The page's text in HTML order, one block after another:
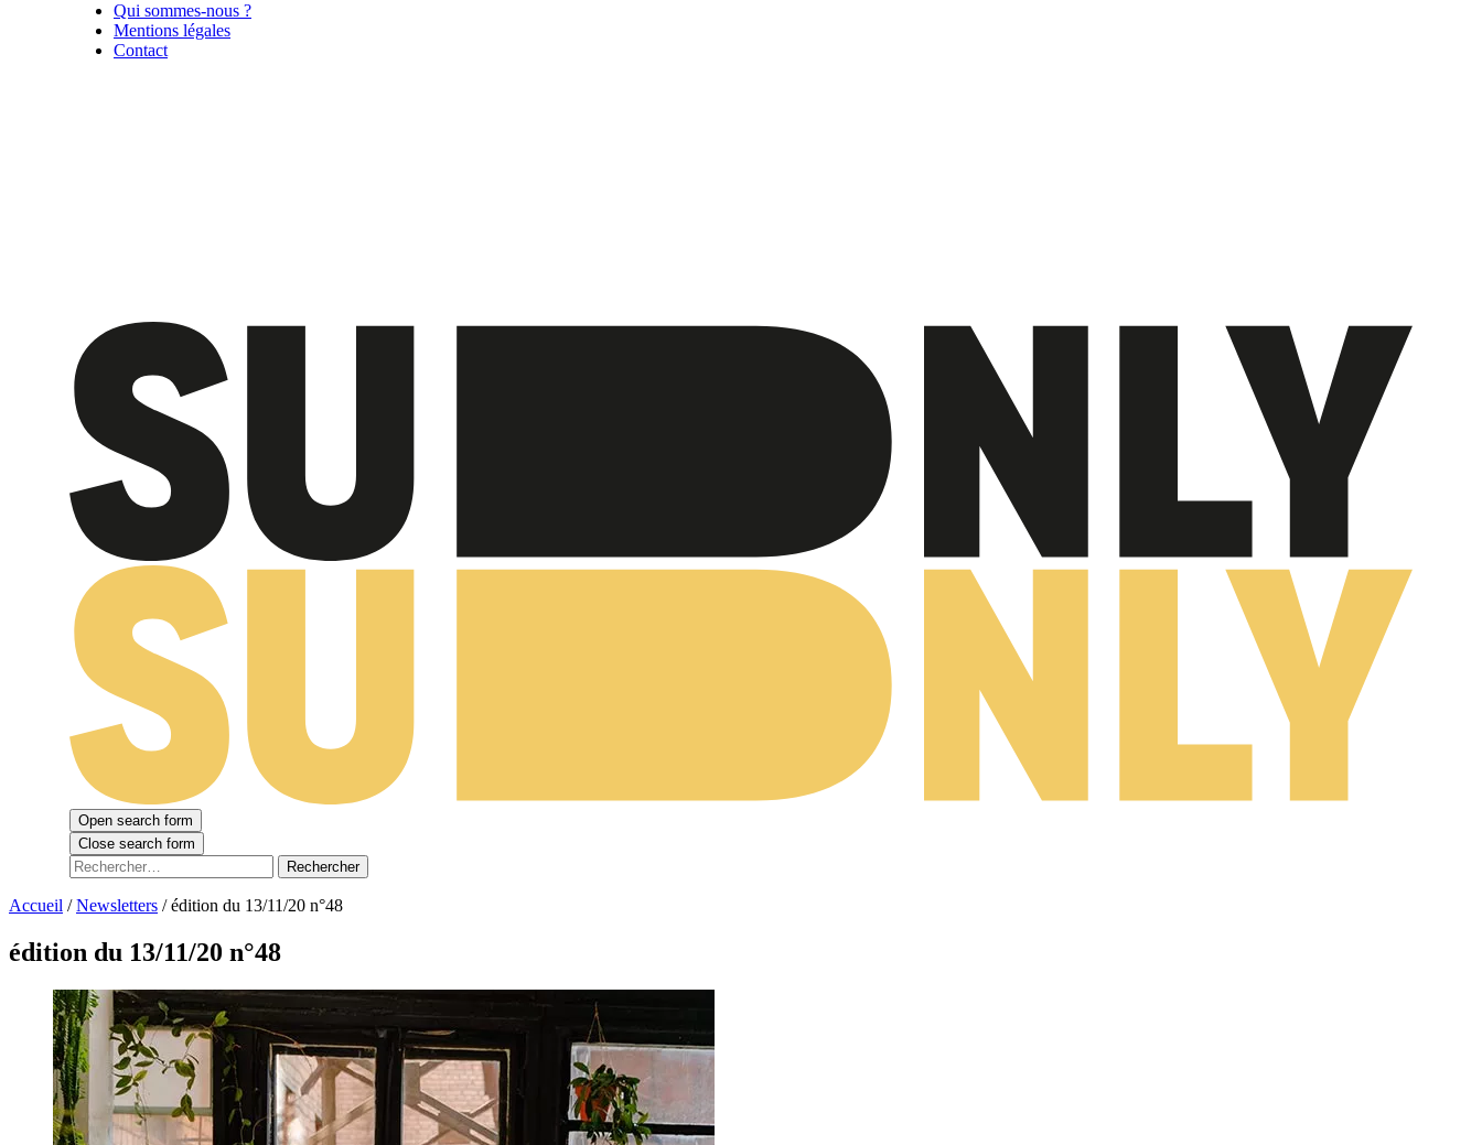
Qui sommes-nous ?
Mentions légales
Contact
Open search form
Close search form
Rechercher :
Accueil /Newsletters /édition du 13/11/20 n°48
édition du 13/11/20 n°48